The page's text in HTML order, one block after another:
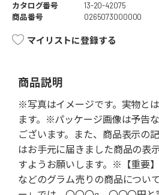
カタログ番号
13-20-42075
商品番号
0265073000000
マイリストに登録する
商品説明
※写真はイメージです。実物と
ます。※パッケージ画像は予告
ございます。また、商品表示の
はお手元に届きました商品の表
すようお願いします。※【重要
などのグラム売りの商品につい